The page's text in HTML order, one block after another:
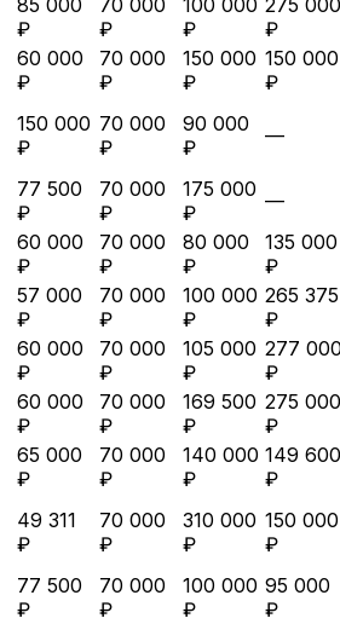
₽
₽
₽
₽
60 000
₽
70 000
₽
150 000
₽
150 000
₽
150 000
₽
70 000
₽
90 000
₽
—
77 500
₽
70 000
₽
175 000
₽
—
60 000
₽
70 000
₽
80 000
₽
135 000
₽
57 000
₽
70 000
₽
100 000
₽
265 375
₽
60 000
₽
70 000
₽
105 000
₽
277
₽
60 000
₽
70 000
₽
169 500
₽
275 000
₽
65 000
₽
70 000
₽
140 000
₽
149 600
₽
49 311
₽
70 000
₽
310 000
₽
150 000
₽
77 500
₽
70 000
₽
100 000
₽
95 000
₽